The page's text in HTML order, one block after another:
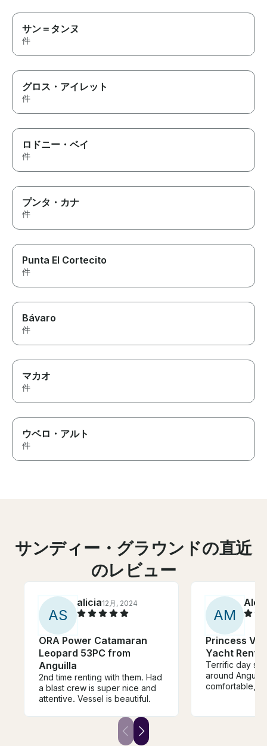
サン＝タンヌ
件
グロス・アイレット
件
ロドニー・ベイ
件
プンタ・カナ
件
Punta El Cortecito
件
Bávaro
件
マカオ
件
ウベロ・アルト
件
サンディー・グラウンドの直近
のレビュー
AS
alicia12月, 2024
ORA Power Catamaran
Leopard 53PC from
Anguilla
2nd time renting with them. Had
a blast crew is super nice and
attentive. Vessel is beautiful.
AM
Princess
Yacht
Terrific day
around
comfortable,